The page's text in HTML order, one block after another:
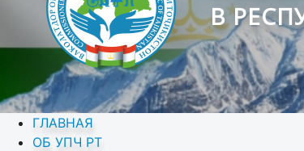
В
ГЛАВНАЯ
ОБ УПЧ РТ